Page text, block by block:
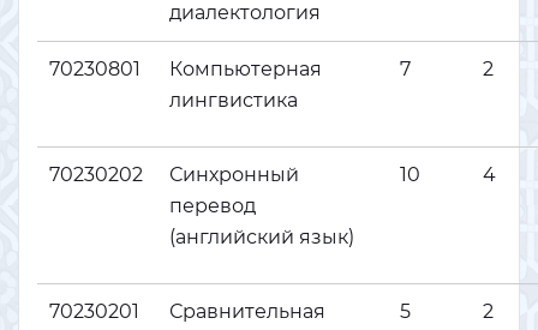
диалектология
70230801
Компьютерная
лингвистика
7 2
70230202
Синхронный
перевод
(английский язык)
10 4
70230201
Сравнительная
5 2